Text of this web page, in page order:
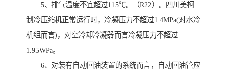
5、排气温度不宜超过115℃。（R22）。四川美柯
制冷压缩机正常运行时，冷凝压力不超过1.4MPa(对水冷
机组而言)，对空冷却冷凝器而言冷凝压力不超过
1.95WPa。
6、对装有自动回油装置的系统而言，自动回油管应